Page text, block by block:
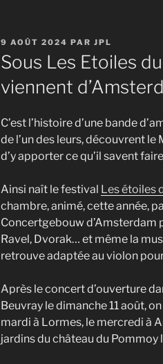
PUBLIÉ
LE
9 AOÛT 2024 PAR JPL
Sous Les Etoiles
viennent
C’est l’histoire d’une bande
de l’un des leurs, découvrent
d’y apporter ce qu’il savent
Ainsi naît le festival Les étoiles
chambre, animé, cette année,
Concertgebouw d’Amsterdam
Ravel, Dvorak… et même la
retrouve adaptée au violon
Après le concert d’ouverture
Beuvray le dimanche 11 août,
mardi à Lormes, le mercredi à
jardins du château du Pommoy